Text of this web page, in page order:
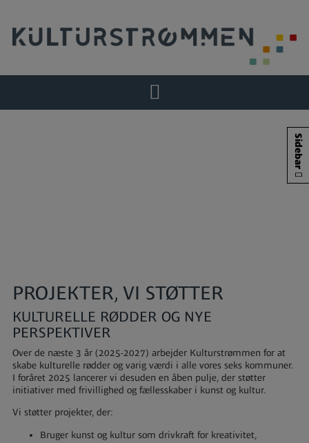
indholdet
PROJEKTER, VI STØTTER
KULTURELLE RØDDER OG NYE
PERSPEKTIVER
Over de næste 3 år (2025-2027) arbejder Kulturstrømmen for at
skabe kulturelle rødder og varig værdi i alle vores seks kommuner.
I foråret 2025 lancerer vi desuden en åben pulje, der støtter
initiativer med frivillighed og fællesskaber i kunst og kultur.
Vi støtter projekter, der:
Bruger kunst og kultur som drivkraft for kreativitet,
Sidebar